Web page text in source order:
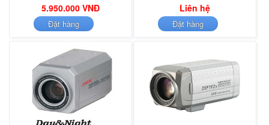
5.950.000 VNĐ
Đặt hàng
Liên hệ
Đặt hàng